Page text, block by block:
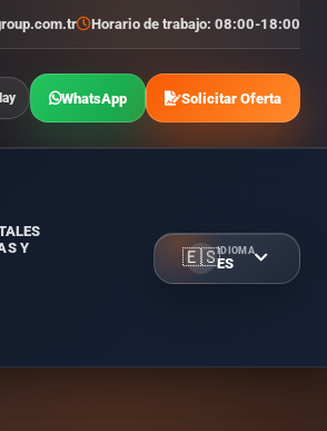
Horario de trabajo: 08:00-18:00
WhatsApp Solicitar Oferta
Y
🇪🇸IDIOMA
ES